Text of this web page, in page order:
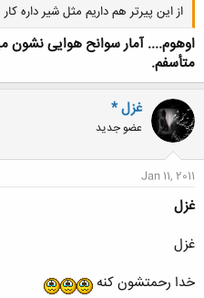
از این پیرتر هم داریم مثل شیر داره
اوهوم.... آمار سوانح هوایی نشون
متأسفم.
غزل *
عضو جدید
Jan 11, 2011
غزل
غزل
خدا رحمتشون کنه